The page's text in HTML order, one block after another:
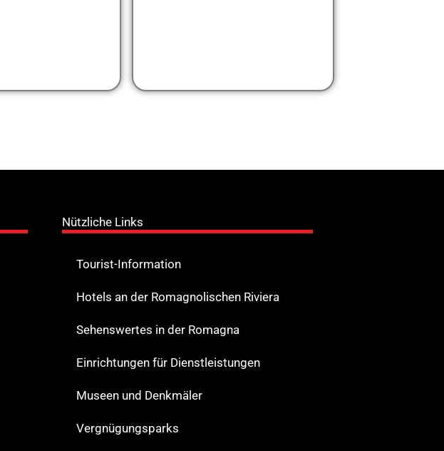
Nützliche Links
Tourist-Information
Hotels an der Romagnolischen Riviera
Sehenswertes in der Romagna
Einrichtungen für Dienstleistungen
Museen und Denkmäler
Vergnügungsparks